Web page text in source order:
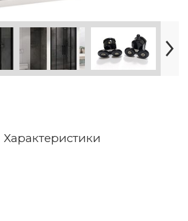
Характеристики